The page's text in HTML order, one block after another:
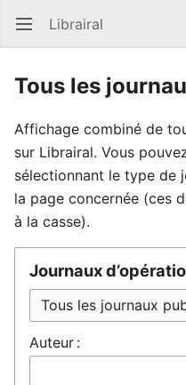
Ouvrir le menu principal Librairal
Tous les
Affichage combiné de
sur Librairal. Vous
sélectionnant le type de
la page concernée (ces
à la casse).
Journaux
Auteur :